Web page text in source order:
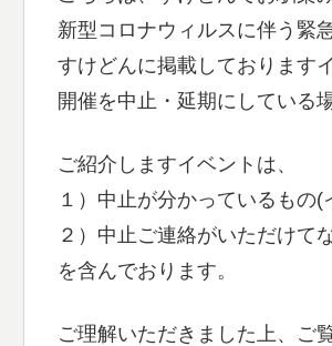
新型コロナウィルスに伴う緊
すけどんに掲載しております
開催を中止・延期にしている
ご紹介しますイベントは、
１）中止が分かっているもの
２）中止ご連絡がいただけて
を含んでおります。
ご理解いただきました上、ご